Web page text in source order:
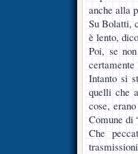
anche alla
Su Bolatti,
è lento,
Poi, se
certamente
Intanto si
quelli che
cose,
Comune di
Che